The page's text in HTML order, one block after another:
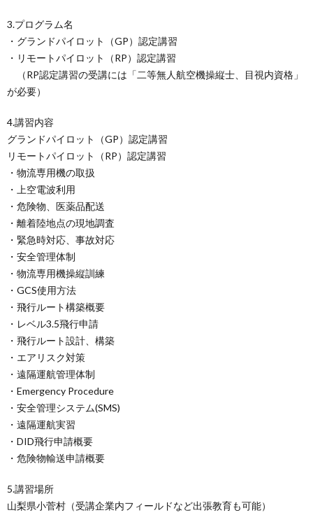
3.プログラム名
・グランドパイロット（GP）認定講習
・リモートパイロット（RP）認定講習
（RP認定講習の受講には「二等無人航空機操縦士、目視内資格」
が必要）
4.講習内容
グランドパイロット（GP）認定講習
リモートパイロット（RP）認定講習
・物流専用機の取扱
・上空電波利用
・危険物、医薬品配送
・離着陸地点の現地調査
・緊急時対応、事故対応
・安全管理体制
・物流専用機操縦訓練
・GCS使用方法
・飛行ルート構築概要
・レベル3.5飛行申請
・飛行ルート設計、構築
・エアリスク対策
・遠隔運航管理体制
・Emergency Procedure
・安全管理システム(SMS)
・遠隔運航実習
・DID飛行申請概要
・危険物輸送申請概要
5.講習場所
山梨県小菅村（受講企業内フィールドなど出張教育も可能）